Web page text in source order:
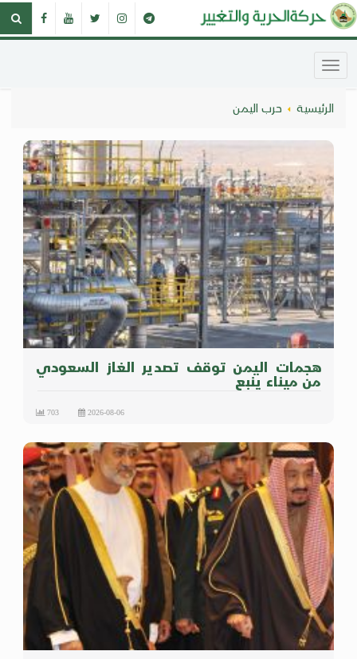
الرئيسية حرب اليمن
هجمات اليمن توقف تصدير الغاز السعودي
من ميناء ينبع
2026-08-06
703